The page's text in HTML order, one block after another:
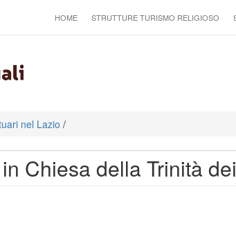
HOME STRUTTURE TURISMO RELIGIOSO
nel Lazio /
Chiesa della Trinità